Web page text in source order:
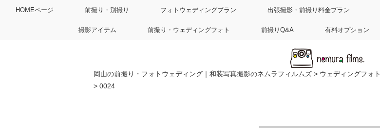
HOMEページ 前撮り・別撮り フォトウェディングプラン 出張撮影・前撮り料金プラン
撮影アイテム 前撮り・ウェディングフォト 前撮りQ&A 有料オプション
岡山の前撮り・フォトウェディング｜和装写真撮影のネムラフィルムズ > ウェディングフォト
> 0024